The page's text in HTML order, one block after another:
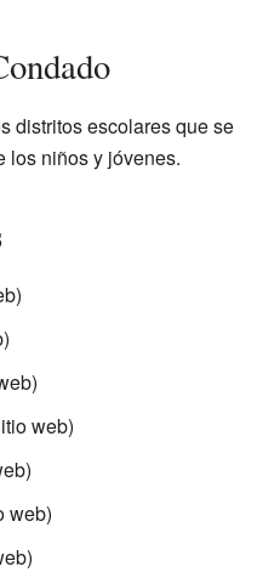
distritos escolares que se
los niños y jóvenes.
)
)
)
web)
)
web)
)